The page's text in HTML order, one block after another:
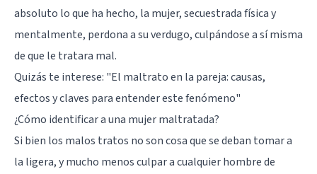
absoluto lo que ha hecho, la mujer, secuestrada física y
mentalmente, perdona a su verdugo, culpándose a sí misma
de que le tratara mal.
Quizás te interese: "El maltrato en la pareja: causas,
efectos y claves para entender este fenómeno"
¿Cómo identificar a una mujer maltratada?
Si bien los malos tratos no son cosa que se deban tomar a
la ligera, y mucho menos culpar a cualquier hombre de